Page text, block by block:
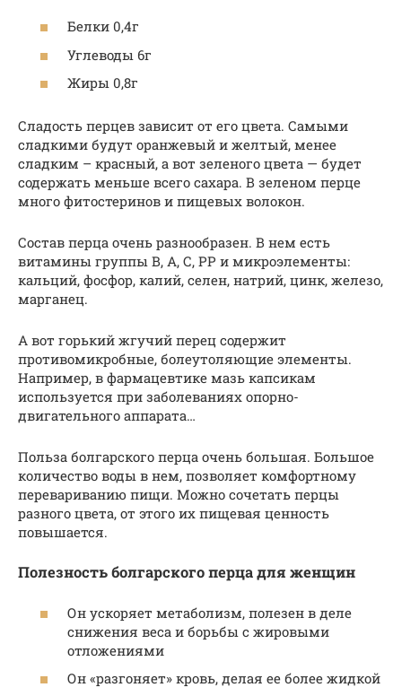
Белки 0,4г
Углеводы 6г
Жиры 0,8г
Сладость перцев зависит от его цвета. Самыми
сладкими будут оранжевый и желтый, менее
сладким – красный, а вот зеленого цвета — будет
содержать меньше всего сахара. В зеленом перце
много фитостеринов и пищевых волокон.
Состав перца очень разнообразен. В нем есть
витамины группы В, А, С, РР и микроэлементы:
кальций, фосфор, калий, селен, натрий, цинк, железо,
марганец.
А вот горький жгучий перец содержит
противомикробные, болеутоляющие элементы.
Например, в фармацевтике мазь капсикам
используется при заболеваниях опорно-
двигательного аппарата…
Польза болгарского перца очень большая. Большое
количество воды в нем, позволяет комфортному
перевариванию пищи. Можно сочетать перцы
разного цвета, от этого их пищевая ценность
повышается.
Полезность болгарского перца для женщин
Он ускоряет метаболизм, полезен в деле
снижения веса и борьбы с жировыми
отложениями
Он «разгоняет» кровь, делая ее более жидкой